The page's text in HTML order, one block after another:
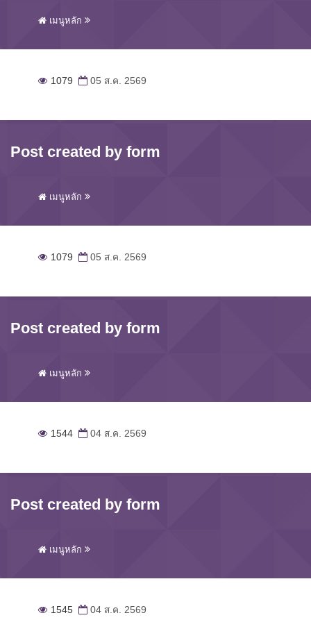
เมนูหลัก
1079 05 ส.ค. 2569
Post created by form
เมนูหลัก
1079 05 ส.ค. 2569
Post created by form
เมนูหลัก
1544 04 ส.ค. 2569
Post created by form
เมนูหลัก
1545 04 ส.ค. 2569